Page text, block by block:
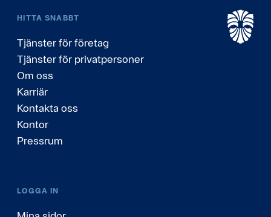
HITTA SNABBT
Tjänster för företag
Tjänster för privatpersoner
Om oss
Karriär
Kontakta oss
Kontor
Pressrum
LOGGA IN